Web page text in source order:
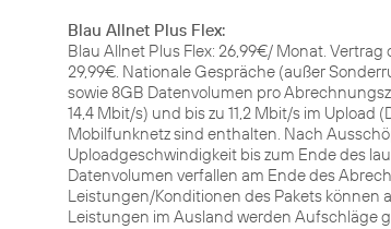
Blau Allnet Plus Flex:
Blau Allnet Plus Flex: 26,99€/ Monat.
29,99€. Nationale Gespräche (außer
sowie 8GB Datenvolumen pro
14,4 Mbit/s) und bis zu 11,2 Mbit/s im
Mobilfunknetz sind enthalten. Nach
Uploadgeschwindigkeit bis zum Ende des
Datenvolumen verfallen am Ende des
Leistungen/Konditionen des Pakets
Leistungen im Ausland werden Aufschläge